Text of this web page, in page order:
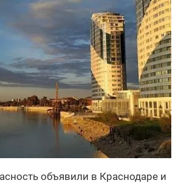
объявили в Краснодаре и